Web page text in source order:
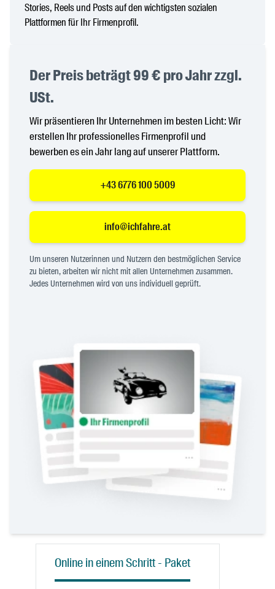
Stories, Reels und Posts auf den wichtigsten sozialen
Plattformen für Ihr Firmenprofil.
Der Preis beträgt 99 € pro Jahr zzgl.
USt.
Wir präsentieren Ihr Unternehmen im besten Licht: Wir
erstellen Ihr professionelles Firmenprofil und
bewerben es ein Jahr lang auf unserer Plattform.
+43 6776 100 5009
info@ichfahre.at
Um unseren Nutzerinnen und Nutzern den bestmöglichen Service
zu bieten, arbeiten wir nicht mit allen Unternehmen zusammen.
Jedes Unternehmen wird von uns individuell geprüft.
Online in einem Schritt - Paket